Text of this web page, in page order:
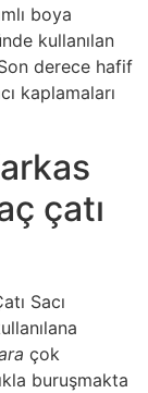
boya
kullanılan
derece hafif
kaplamaları
çatı
Sacı
çok
buruşmakta